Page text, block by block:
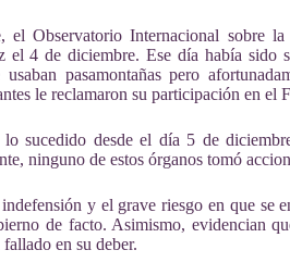
el Observatorio Internacional sobre
el 4 de diciembre. Ese día había sido
pasamontañas pero
le reclamaron su participación en el
sucedido desde el día 5 de
ninguno de estos órganos tomó
y el grave riesgo en que se
de facto. Asimismo, evidencian
en su deber.